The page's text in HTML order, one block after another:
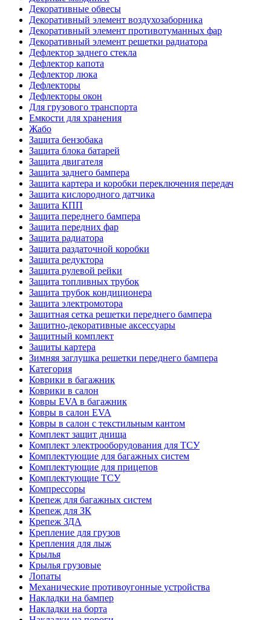
Декоративные обвесы
Декоративный элемент воздухозаборника
Декоративный элемент противотуманных фар
Декоративный элемент решетки радиатора
Дефлектор заднего стекла
Дефлектор капота
Дефлектор люка
Дефлекторы
Дефлекторы окон
Для грузового транспорта
Емкости для хранения
Жабо
Защита бензобака
Защита блока батарей
Защита двигателя
Защита заднего бампера
Защита картера и коробки переключения передач
Защита кислородного датчика
Защита КПП
Защита переднего бампера
Защита передних фар
Защита радиатора
Защита раздаточной коробки
Защита редуктора
Защита рулевой рейки
Защита топливных трубок
Защита трубок кондиционера
Защита электромотора
Защитная сетка решетки переднего бампера
Защитно-декоративные аксессуары
Защитный комплект
Защиты картера
Зимняя заглушка решетки переднего бампера
Категория
Коврики в багажник
Коврики в салон
Ковры EVA в багажник
Ковры в салон EVA
Ковры в салон с текстильным кантом
Комплект защит днища
Комплект электрооборудования для ТСУ
Комплектующие для багажных систем
Комплектующие для прицепов
Комплектующие ТСУ
Компрессоры
Крепеж для багажных систем
Крепеж для ЗК
Крепеж ЗДА
Крепление для грузов
Крепления для лыж
Крылья
Крылья грузовые
Лопаты
Механические противоугонные устройства
Накладки на бампер
Накладки на борта